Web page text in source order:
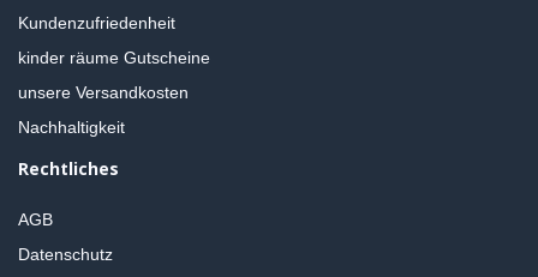
Kundenzufriedenheit
kinder räume Gutscheine
unsere Versandkosten
Nachhaltigkeit
Rechtliches
AGB
Datenschutz